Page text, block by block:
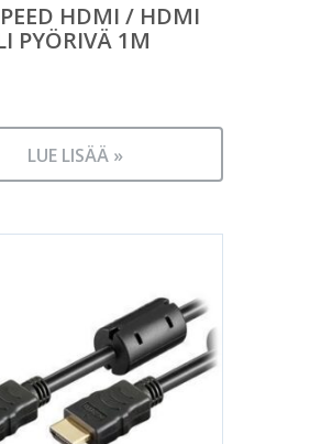
HDMI / HDMI
PYÖRIVÄ 1M
LUE LISÄÄ »